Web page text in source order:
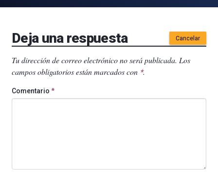
Deja una respuesta Cancelar
Tu dirección de correo electrónico no será publicada. Los
campos obligatorios están marcados con *.
Comentario *